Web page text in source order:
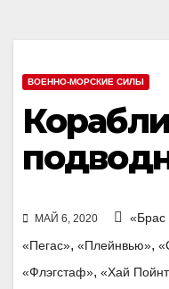
ВОЕННО-МОРСКИЕ СИЛЫ
МАЙ 6, 2020 «Брас
«Пегас», «Плейнвью»,
«Флэгстаф», «Хай